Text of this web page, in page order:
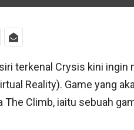
terkenal Crysis kini
Reality). Game yang
The Climb, iaitu sebuah